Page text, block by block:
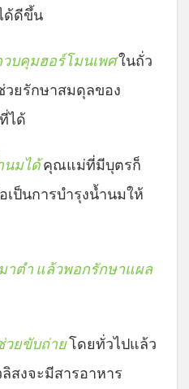
ด้ดีขึ้น
บคุมฮอร์โมนเพศในถั่ว
ยรักษาสมดุลของ
ได้
นมได้คุณแม่ที่มีบุตรก็
เป็นการบำรุงน้ำนมให้
ตำ แล้วพอกรักษาแผล
ยขับถ่ายโดยทั่วไปแล้ว
สงจะมีสารอาหาร